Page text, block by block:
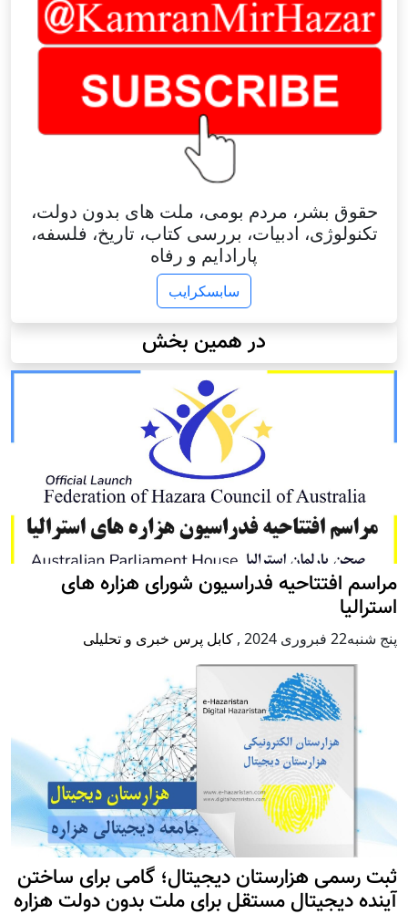
حقوق بشر، مردم بومی، ملت های بدون دولت،
تکنولوژی، ادبیات، بررسی کتاب، تاریخ، فلسفه،
پارادایم و رفاه
سابسکرایب
در همین بخش
مراسم افتتاحیه فدراسیون شورای هزاره های
استرالیا
پنج شنبه22 فبروری 2024 , کابل پرس خبری و تحلیلی
ثبت رسمی هزارستان دیجیتال؛ گامی برای ساختن
آینده دیجیتال مستقل برای ملت بدون دولت هزاره